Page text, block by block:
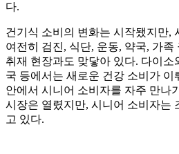
다.
건기식 소비의 변화는 시작됐지만,
여전히 검진, 식단, 운동, 약국, 가
취재 현장과도 맞닿아 있다. 다이
국 등에서는 새로운 건강 소비가
안에서 시니어 소비자를 자주 만나
시장은 열렸지만, 시니어 소비자는
고 있다.